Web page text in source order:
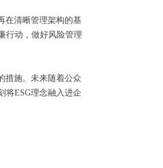
在清晰管理架构的基
行动，做好风险管理
措施。未来随着公众
将ESG理念融入进企